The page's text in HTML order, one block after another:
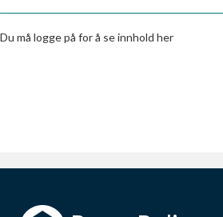
Boligmappa+
Få mer ut av Boligmappa
Du må logge på for å se innhold her